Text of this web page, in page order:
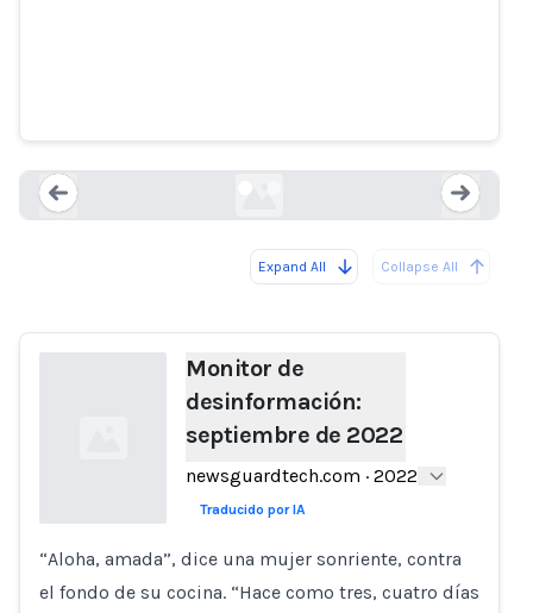
Expand All Collapse All
Loading...
Monitor de
desinformación:
septiembre de 2022
newsguardtech.com · 2022
Traducido por IA
“Aloha, amada”, dice una mujer sonriente, contra
el fondo de su cocina. “Hace como tres, cuatro días